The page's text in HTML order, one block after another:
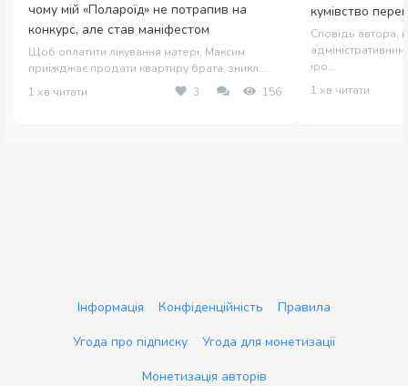
чому мій «Полароїд» не потрапив на
конкурс, але став маніфестом
Щоб оплатити лікування матері, Максим
приїжджає продати квартиру брата, зникл...
1 хв читати
3 156
кумівство
Сповідь автора,
іро...
1 хв читати
Інформація Конфіденційність
Правила
Угода про підписку
Угода для монетизації
Монетизація авторів